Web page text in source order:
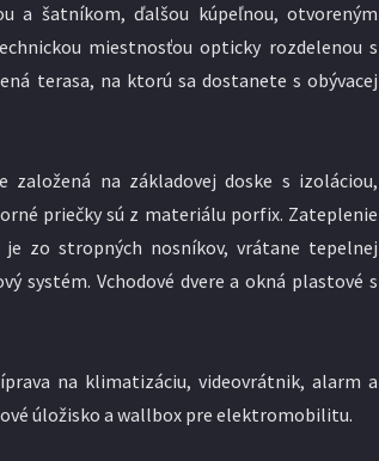
a šatníkom, ďalšou kúpeľnou, otvoreným
miestnosťou opticky rozdelenou s
terasa, na ktorú sa dostanete s obývacej
založená na základovej doske s izoláciou,
priečky sú z materiálu porfix. Zateplenie
zo stropných nosníkov, vrátane tepelnej
systém. Vchodové dvere a okná plastové s
na klimatizáciu, videovrátnik, alarm a
úložisko a wallbox pre elektromobilitu.